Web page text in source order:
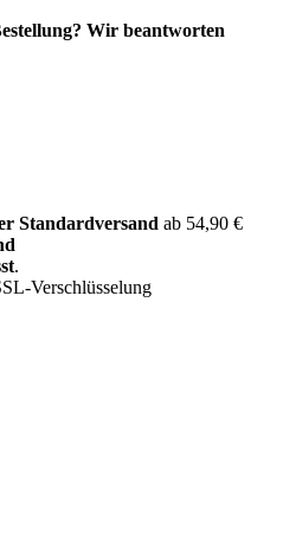
Wir beantworten
Standardversand ab 54,90 €
.
Verschlüsselung